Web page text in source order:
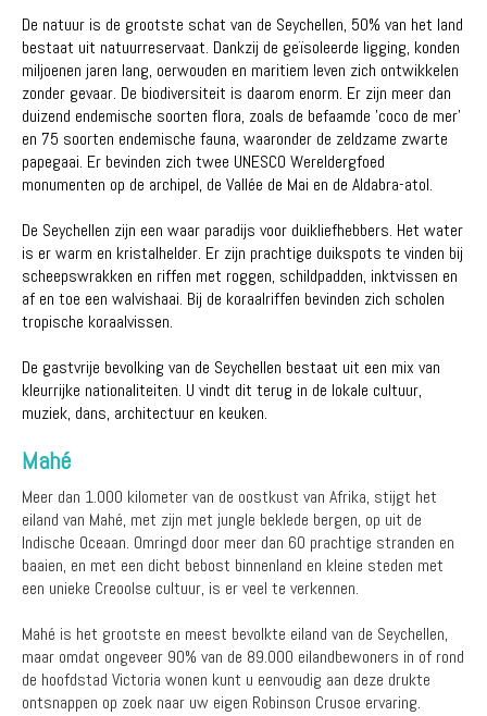
De natuur is de grootste schat van de Seychellen, 50% van het land
bestaat uit natuurreservaat. Dankzij de geïsoleerde ligging, konden
miljoenen jaren lang, oerwouden en maritiem leven zich ontwikkelen
zonder gevaar. De biodiversiteit is daarom enorm. Er zijn meer dan
duizend endemische soorten flora, zoals de befaamde 'coco de mer'
en 75 soorten endemische fauna, waaronder de zeldzame zwarte
papegaai. Er bevinden zich twee UNESCO Wereldergfoed
monumenten op de archipel, de Vallée de Mai en de Aldabra-atol.
De Seychellen zijn een waar paradijs voor duikliefhebbers. Het water
is er warm en kristalhelder. Er zijn prachtige duikspots te vinden bij
scheepswrakken en riffen met roggen, schildpadden, inktvissen en
af en toe een walvishaai. Bij de koraalriffen bevinden zich scholen
tropische koraalvissen.
De gastvrije bevolking van de Seychellen bestaat uit een mix van
kleurrijke nationaliteiten. U vindt dit terug in de lokale cultuur,
muziek, dans, architectuur en keuken.
Mahé
Meer dan 1.000 kilometer van de oostkust van Afrika, stijgt het
eiland van Mahé, met zijn met jungle beklede bergen, op uit de
Indische Oceaan. Omringd door meer dan 60 prachtige stranden en
baaien, en met een dicht bebost binnenland en kleine steden met
een unieke Creoolse cultuur, is er veel te verkennen.
Mahé is het grootste en meest bevolkte eiland van de Seychellen,
maar omdat ongeveer 90% van de 89.000 eilandbewoners in of rond
de hoofdstad Victoria wonen kunt u eenvoudig aan deze drukte
ontsnappen op zoek naar uw eigen Robinson Crusoe ervaring.